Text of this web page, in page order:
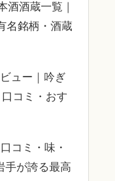
酒酒蔵一覧｜
名銘柄・酒蔵
ュー｜吟ぎ
コミ・おす
コミ・味・
手が誇る最高